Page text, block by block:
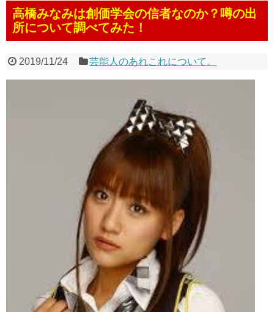
高橋みなみは創価学会の信者なのか？噂の出
所について調べてみた！
2019/11/24 芸能人のあれこれについて。